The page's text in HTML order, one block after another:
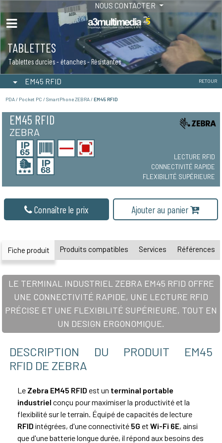
NOUS CONTACTER
TABLETTES
Tablettes durcies - étanches - Résistantes
EM45 RFID RETOUR
PDA / Pocket PC / SmartPhone ZEBRA / EM45 RFID
EM45 RFID
ZEBRA
LECTURE RFID
CONNECTIVITÉ RAPIDE
FLEXIBILITÉ SUPÉRIEURE
Connaître le prix Ajouter au panier
Fiche produit Produits compatibles Services Références
LE TERMINAL INDUSTRIEL ZEBRA EM45 RFID OFFRE
UNE CONNECTIVITÉ RAPIDE, UNE LECTURE RFID
PRÉCISE ET UNE FLEXIBILITÉ SUPÉRIEURE, TOUT EN
UN DESIGN ERGONOMIQUE.
DESCRIPTION DU PRODUIT EM45
RFID DE ZEBRA
Le Zebra EM45 RFID est un terminal portable
industriel conçu pour maximiser la productivité et la
flexibilité sur le terrain. Équipé de capacités de lecture
RFID intégrées, d'une connectivité 5G et Wi-Fi 6E, ainsi
que d'une batterie longue durée, il répond aux besoins des